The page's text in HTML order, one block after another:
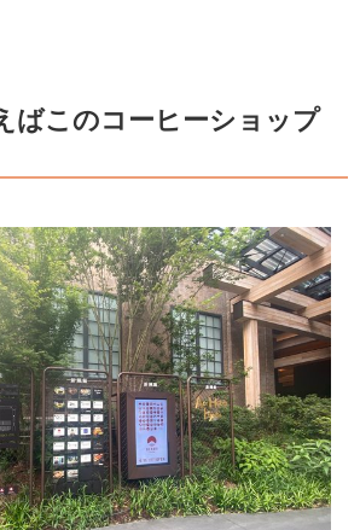
ばこのコーヒーショップ